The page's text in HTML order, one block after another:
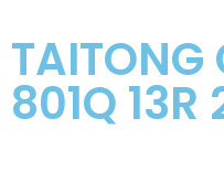
TAITONG
801Q 13R